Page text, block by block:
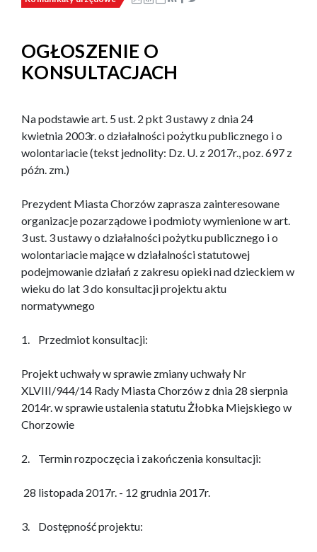
OGŁOSZENIE O
KONSULTACJACH
Na podstawie art. 5 ust. 2 pkt 3 ustawy z dnia 24
kwietnia 2003r. o działalności pożytku publicznego i o
wolontariacie (tekst jednolity: Dz. U. z 2017r., poz. 697 z
późn. zm.)
Prezydent Miasta Chorzów zaprasza zainteresowane
organizacje pozarządowe i podmioty wymienione w art.
3 ust. 3 ustawy o działalności pożytku publicznego i o
wolontariacie mające w działalności statutowej
podejmowanie działań z zakresu opieki nad dzieckiem w
wieku do lat 3 do konsultacji projektu aktu
normatywnego
1. Przedmiot konsultacji:
Projekt uchwały w sprawie zmiany uchwały Nr
XLVIII/944/14 Rady Miasta Chorzów z dnia 28 sierpnia
2014r. w sprawie ustalenia statutu Żłobka Miejskiego w
Chorzowie
2. Termin rozpoczęcia i zakończenia konsultacji:
28 listopada 2017r. - 12 grudnia 2017r.
3. Dostępność projektu: